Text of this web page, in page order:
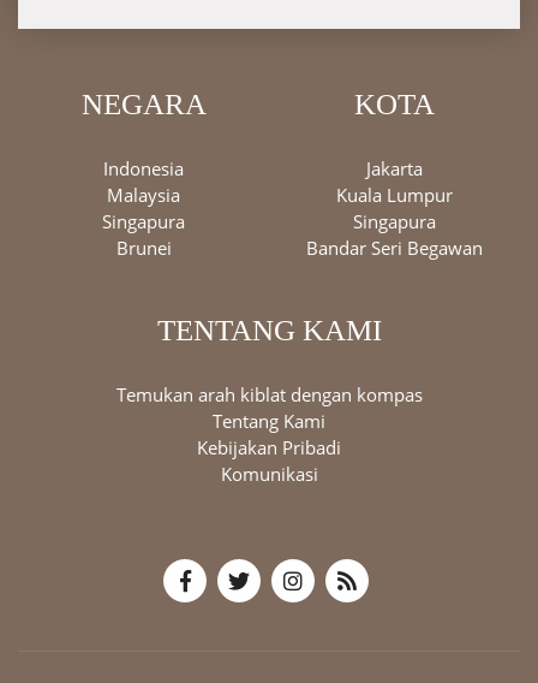
NEGARA
Indonesia
Malaysia
Singapura
Brunei
KOTA
Jakarta
Kuala Lumpur
Singapura
Bandar Seri Begawan
TENTANG KAMI
Temukan arah kiblat dengan kompas
Tentang Kami
Kebijakan Pribadi
Komunikasi